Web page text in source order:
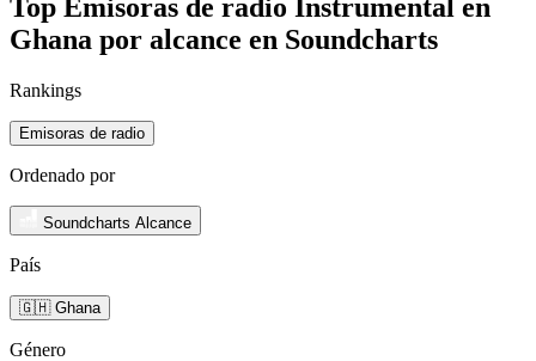
Top Emisoras de radio Instrumental en
Ghana por alcance en Soundcharts
Rankings
Emisoras de radio
Ordenado por
Soundcharts Alcance
País
🇬🇭 Ghana
Género